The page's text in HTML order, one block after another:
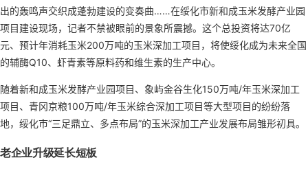
出的轰鸣声交织成蓬勃建设的变奏曲……在绥化市新和成玉米发酵产业园
项目建设现场，记者不禁被眼前的景象所震撼。这个总投资将达70亿
元、预计年消耗玉米200万吨的玉米深加工项目，将使绥化成为未来全国
的辅酶Q10、虾青素等原料药和维生素的生产中心。
随着新和成玉米发酵产业园项目、象屿金谷生化150万吨/年玉米深加工
项目、青冈京粮100万吨/年玉米综合深加工项目等大型项目的纷纷落
地，绥化市“三足鼎立、多点布局”的玉米深加工产业发展布局雏形初具。
老企业升级延长短板